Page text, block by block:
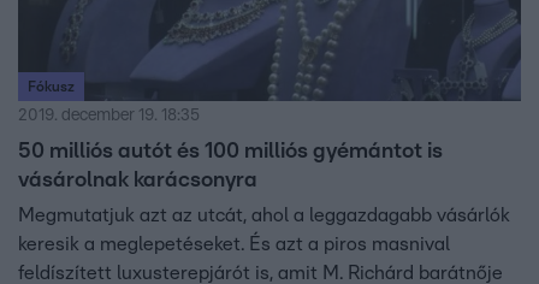
Fókusz
2019. december 19. 18:35
50 milliós autót és 100 milliós gyémántot is
vásárolnak karácsonyra
Megmutatjuk azt az utcát, ahol a leggazdagabb vásárlók
keresik a meglepetéseket. És azt a piros masnival
feldíszített luxusterepjárót is, amit M. Richárd barátnője